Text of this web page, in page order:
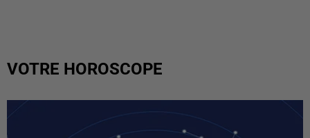
VOTRE HOROSCOPE